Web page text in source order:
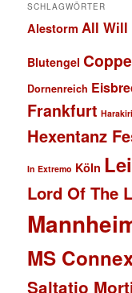
SCHLAGWÖRTER
Alestorm All Will
Blutengel
Dornenreich
Frankfurt
Hexentanz
In Extremo Köln
Lord Of The
MS
Saltatio